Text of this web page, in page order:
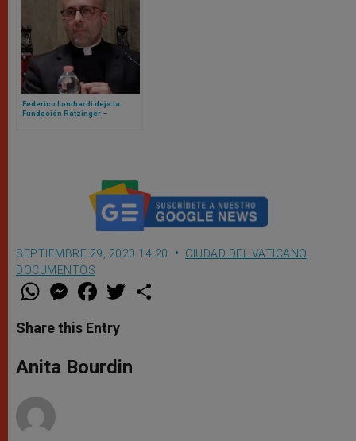
Federico Lombardi deja la
Fundación Ratzinger –
SEPTIEMBRE 29, 2020 14:20 CIUDAD DEL VATICANO
DOCUMENTOS
W
t
s
p
p
M
e
s
e
g
e
F
a
e
b
o
k
w
r
Share this Entry
Anita Bourdin